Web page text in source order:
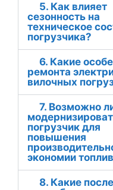
5. Как влияет
сезонность на
техническое
погрузчика?
6. Какие
ремонта
вилочных
7. Возможно
погрузчик для
повышения
экономии
8. Какие